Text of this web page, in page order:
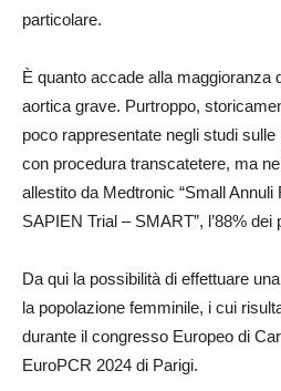
particolare.
È quanto accade alla maggioranza
aortica grave. Purtroppo,
poco rappresentate negli studi
con procedura transcatetere, ma
allestito da Medtronic “Small
SAPIEN Trial – SMART”, l’88%
Da qui la possibilità di effettuare
la popolazione femminile, i cui
durante il congresso Europeo di
EuroPCR 2024 di Parigi.